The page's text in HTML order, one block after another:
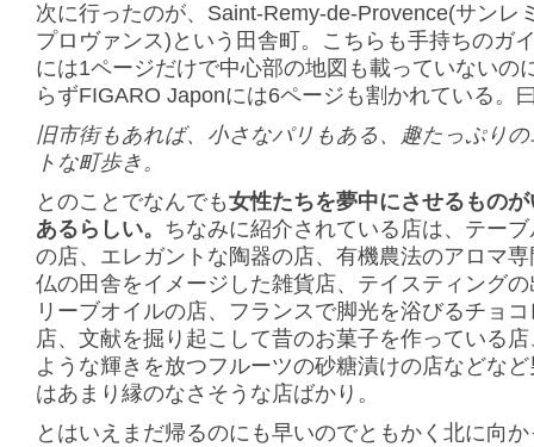
次に行ったのが、Saint-Remy-de-Provence(サンレ
プロヴァンス)という田舎町。こちらも手持ちのガ
には1ページだけで中心部の地図も載っていないの
らずFIGARO Japonには6ページも割かれている。
旧市街もあれば、小さなパリもある、趣たっぷり
トな町歩き。
とのことでなんでも女性たちを夢中にさせるもの
あるらしい。 ちなみに紹介されている店は、テー
の店、エレガントな陶器の店、有機農法のアロマ
仏の田舎をイメージした雑貨店、テイスティング
リーブオイルの店、フランスで脚光を浴びるチョ
店、文献を掘り起こして昔のお菓子を作っている
ような輝きを放つフルーツの砂糖漬けの店などな
はあまり縁のなさそうな店ばかり。
とはいえまだ帰るのにも早いのでともかく北に向